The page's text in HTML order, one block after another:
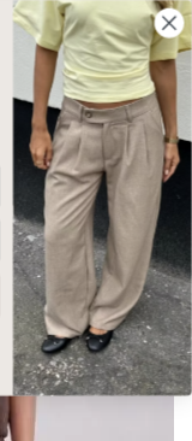
Add to
wishlist